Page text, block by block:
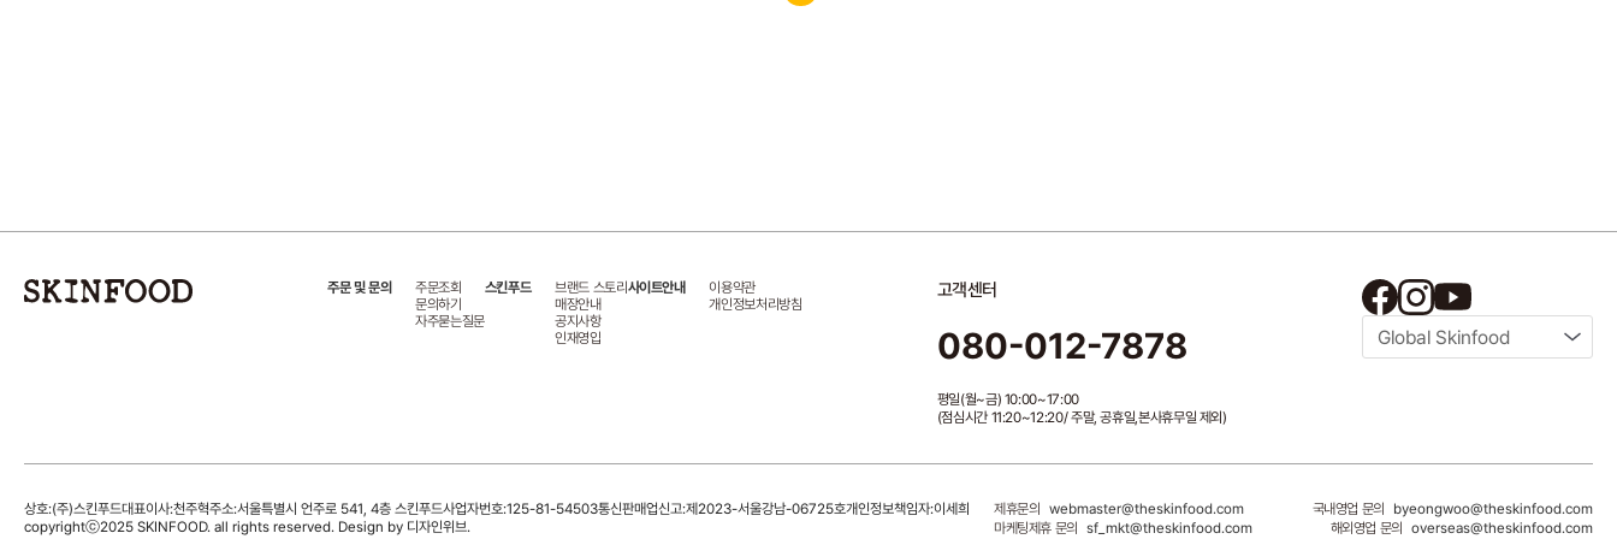
주문 및 문의
주문조회
문의하기
자주묻는질문
스킨푸드
브랜드 스토리
매장안내
공지사항
인재영입
사이트안내
이용약관
개인정보처리방침
고객센터
080-012-7878
평일(월~금) 10:00~17:00
(점심시간 11:20~12:20/ 주말, 공휴일,본사휴무일 제외)
Global Skinfood
상호:(주)스킨푸드대표이사:천주혁주소:서울특별시 언주로 541, 4층 스킨푸드사업자번호:125-81-54503통신판매업신고:제2023-서울강남-06725호개인정보책임자:이세희
copyrightⓒ2025 SKINFOOD. all rights reserved. Design by 디자인위브.
제휴문의 webmaster@theskinfood.com 국내영업 문의
byeongwoo@theskinfood.com
마케팅제휴 문의 sf_mkt@theskinfood.com 해외영업 문의 overseas@theskinfood.com